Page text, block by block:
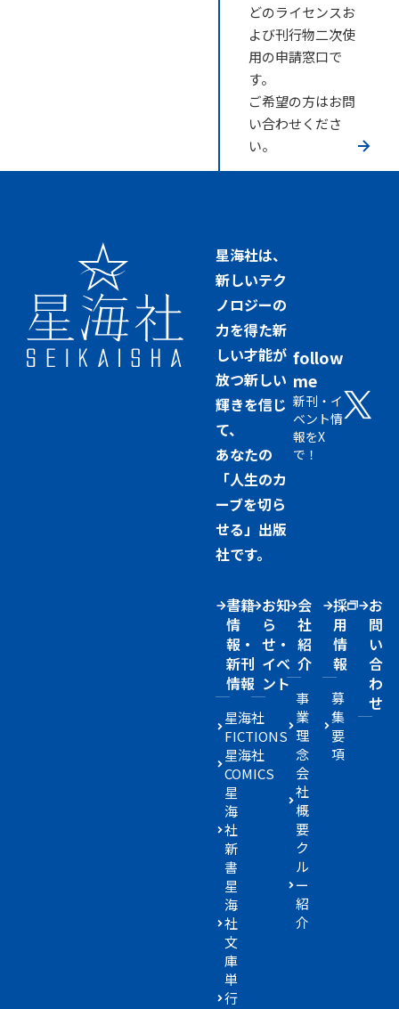
どのライセンスお
よび刊行物二次使
用の申請窓口で
す。
ご希望の方はお問
い合わせくださ
い。
星海社は、
新しいテク
ノロジーの
力を得た新
しい才能が
放つ新しい
輝きを信じ
て、
あなたの
「人生のカ
ーブを切ら
せる」出版
社です。
follow
me
新刊・イ
ベント情
報をX
で！
書籍
情
報・
新刊
情報
星海社
FICTIONS
星海社
COMICS
星
海
社
新
書
星
海
社
文
庫
単
行
お知
ら
せ・
イベ
ント
会
社
紹
介
事
業
理
念
会
社
概
要
ク
ル
ー
紹
介
採
用
情
報
募
集
要
項
お
問
い
合
わ
せ